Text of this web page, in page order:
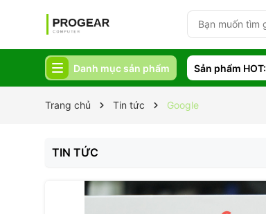
Danh mục sản phẩm Sản phẩm HOT:
Trang chủ Tin tức Google
TIN TỨC